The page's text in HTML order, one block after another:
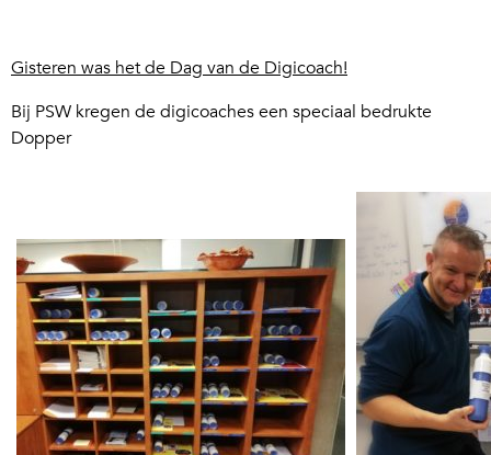
Gisteren was het de Dag van de Digicoach!
Bij PSW kregen de digicoaches een speciaal bedrukte
Dopper